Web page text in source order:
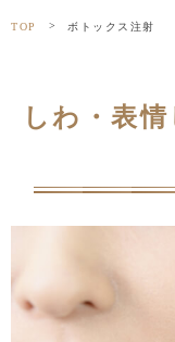
TOP > ボトックス注射
しわ・表